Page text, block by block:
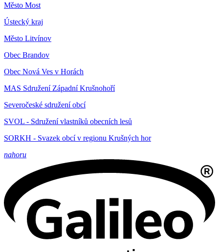
Město Most
Ústecký kraj
Město Litvínov
Obec Brandov
Obec Nová Ves v Horách
MAS Sdružení Západní Krušnohoří
Severočeské sdružení obcí
SVOL - Sdružení vlastníků obecních lesů
SORKH - Svazek obcí v regionu Krušných hor
nahoru